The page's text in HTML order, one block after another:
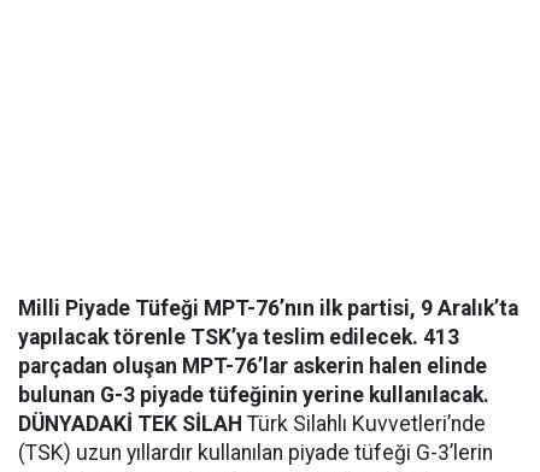
Milli Piyade Tüfeği MPT-76’nın ilk partisi, 9 Aralık’ta
yapılacak törenle TSK’ya teslim edilecek. 413
parçadan oluşan MPT-76’lar askerin halen elinde
bulunan G-3 piyade tüfeğinin yerine kullanılacak.
DÜNYADAKİ TEK SİLAH Türk Silahlı Kuvvetleri’nde
(TSK) uzun yıllardır kullanılan piyade tüfeği G-3’lerin